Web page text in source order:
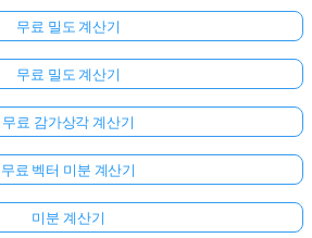
무료 밀도 계산기
무료 밀도 계산기
무료 감가상각 계산기
무료 벡터 미분 계산기
미분 계산기